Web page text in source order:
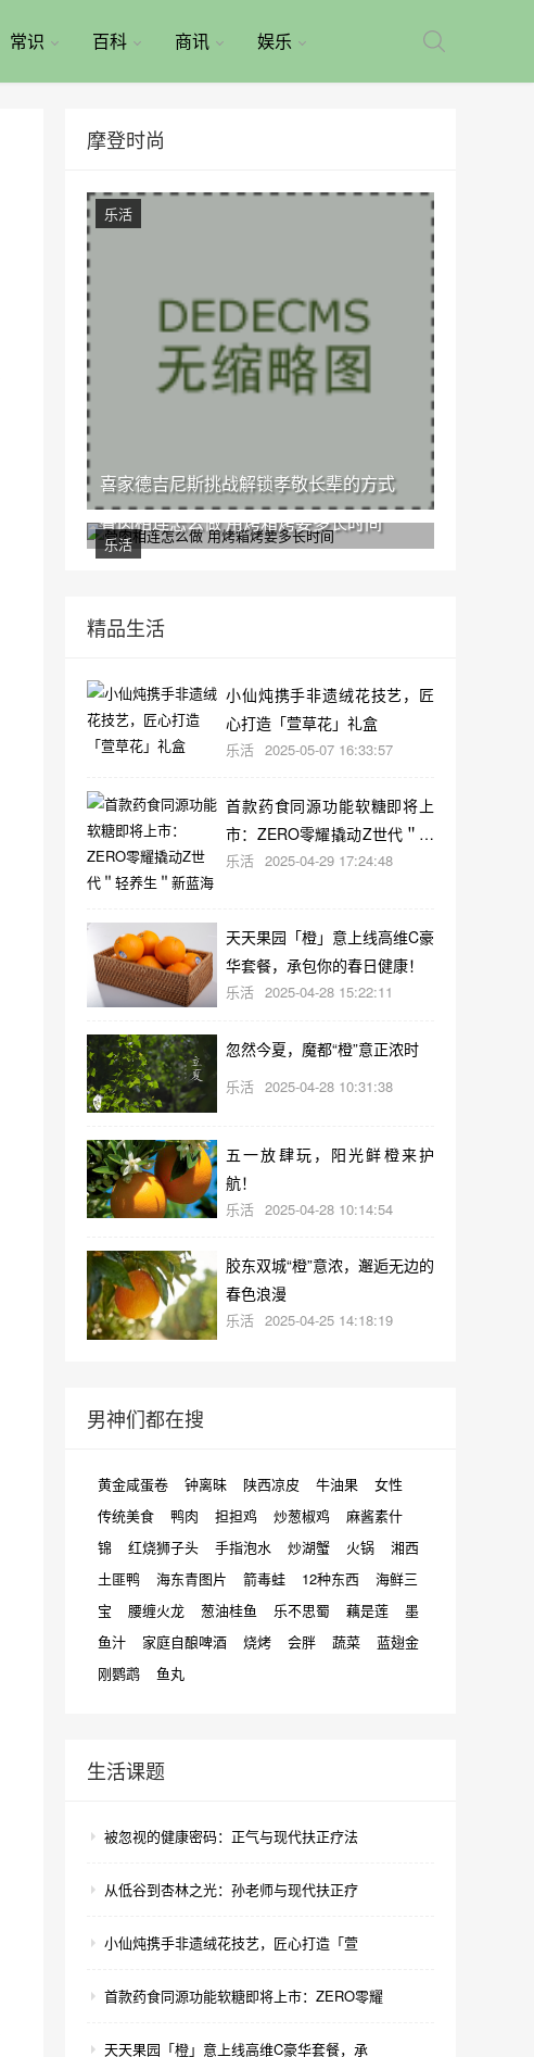
常识 百科 商讯 娱乐
摩登时尚
喜家德吉尼斯挑战解锁孝敬长辈的方式
乐活
骨肉相连怎么做 用烤箱烤要多长时间
乐活
精品生活
小仙炖携手非遗绒花技艺，匠
心打造「萱草花」礼盒
乐活 2025-05-07 16:33:57
首款药食同源功能软糖即将上
市：ZERO零耀撬动Z世代＂轻
养生＂新蓝海
乐活 2025-04-29 17:24:48
天天果园「橙」意上线高维C豪
华套餐，承包你的春日健康！
乐活 2025-04-28 15:22:11
忽然今夏，魔都“橙”意正浓时
乐活 2025-04-28 10:31:38
五一放肆玩，阳光鲜橙来护
航！
乐活 2025-04-28 10:14:54
胶东双城“橙”意浓，邂逅无边的
春色浪漫
乐活 2025-04-25 14:18:19
男神们都在搜
黄金咸蛋卷 钟离昧 陕西凉皮 牛油果
女性
传统美食
鸭肉 担担鸡 炒葱椒鸡
麻酱素什
锦
红烧狮子头 手指泡水 炒湖蟹 火锅
湘西
土匪鸭
海东青图片 箭毒蛙 12种东西
海鲜三
宝
腰缠火龙 葱油桂鱼 乐不思蜀 藕是莲
墨
鱼汁
家庭自酿啤酒 烧烤 会胖 蔬菜
蓝翅金
刚鹦鹉
鱼丸
生活课题
被忽视的健康密码：正气与现代扶正疗法
从低谷到杏林之光：孙老师与现代扶正疗
小仙炖携手非遗绒花技艺，匠心打造「萱
首款药食同源功能软糖即将上市：ZERO零耀
天天果园「橙」意上线高维C豪华套餐，承